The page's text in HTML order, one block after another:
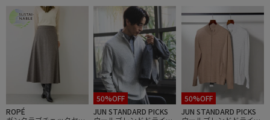
ROPÉ
50%OFF
JUN STANDARD PICKS
50%OFF
JUN STANDARD PICKS